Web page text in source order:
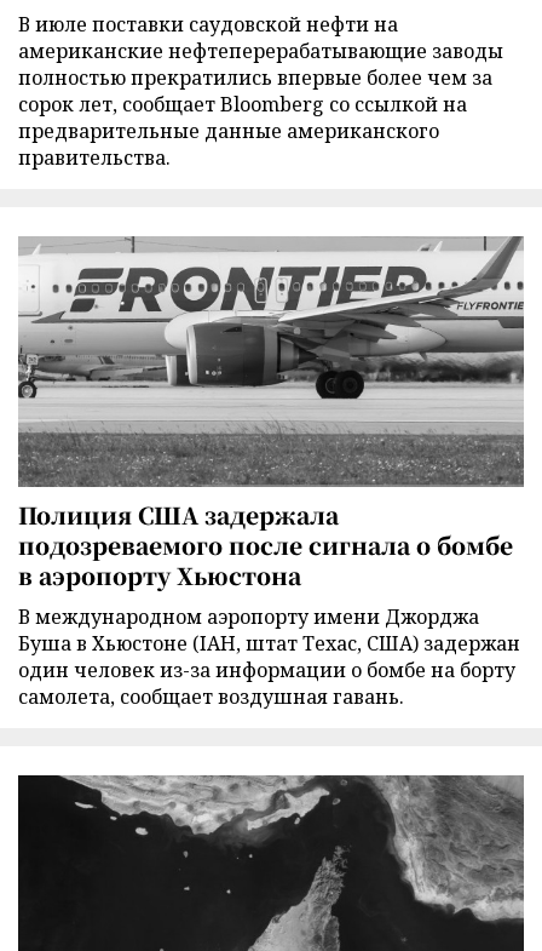
В июле поставки саудовской нефти на
американские нефтеперерабатывающие заводы
полностью прекратились впервые более чем за
сорок лет, сообщает Bloomberg со ссылкой на
предварительные данные американского
правительства.
Полиция США задержала
подозреваемого после сигнала о бомбе
в аэропорту Хьюстона
В международном аэропорту имени Джорджа
Буша в Хьюстоне (IAH, штат Техас, США) задержан
один человек из-за информации о бомбе на борту
самолета, сообщает воздушная гавань.